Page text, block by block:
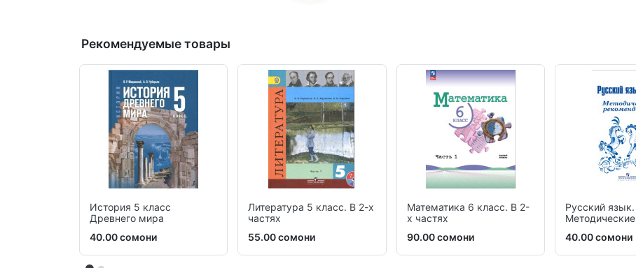
Рекомендуемые товары
История 5 класс
Древнего мира
40.00 сомони
Литература 5 класс. В 2-х
частях
55.00 сомони
Математика 6 класс. В 2-
х частях
90.00 сомони
Русский язык.
Методические
40.00 сомони